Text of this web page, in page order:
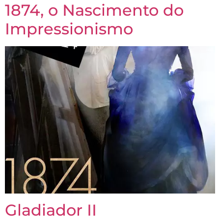
1874, o Nascimento do
Impressionismo
Gladiador II